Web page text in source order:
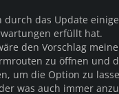
durch das Update
erfüllt hat.
den Vorschlag
zu öffnen und
um die Option zu
was auch immer